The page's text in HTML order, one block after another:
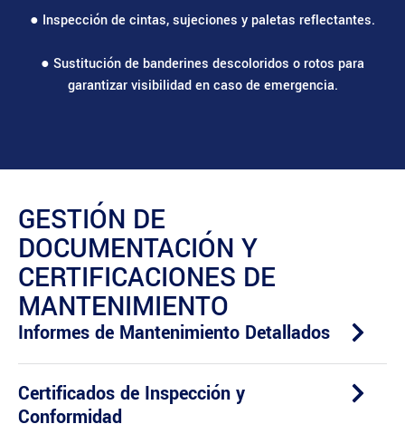
● Inspección de cintas, sujeciones y paletas reflectantes.
● Sustitución de banderines descoloridos o rotos para
garantizar visibilidad en caso de emergencia.
GESTIÓN DE
DOCUMENTACIÓN Y
CERTIFICACIONES DE
MANTENIMIENTO
Informes de Mantenimiento Detallados
Certificados de Inspección y
Conformidad